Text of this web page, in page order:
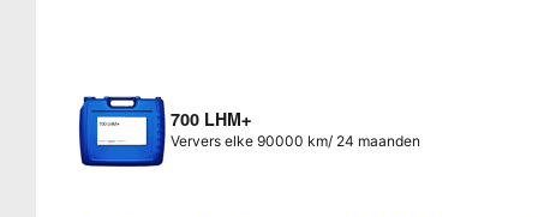
700 LHM+
Ververs elke 90000 km/ 24 maanden